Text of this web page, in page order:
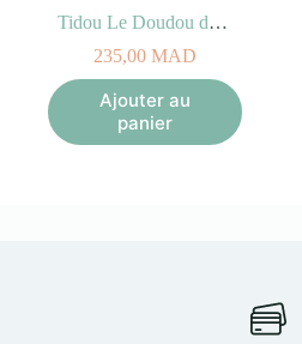
Tidou Le Doudou de mes Rêves – 0M+
235,00 MAD
Ajouter au
panier